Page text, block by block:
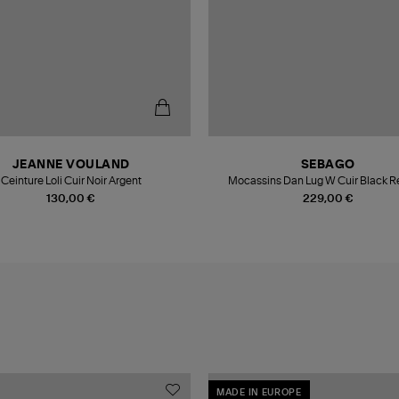
130,00 €
JEANNE VOULAND
Ceinture Loli Cuir Noir Argent
229,00 €
SEBAGO
Mocassins Dan Lug W Cuir Black
MADE IN EUROPE